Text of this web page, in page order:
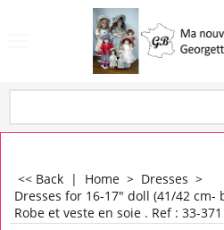
<< Back | Home > Dresses >
Dresses for 16-17" doll (41/42 cm-
Robe et veste en soie . Ref : 33-371